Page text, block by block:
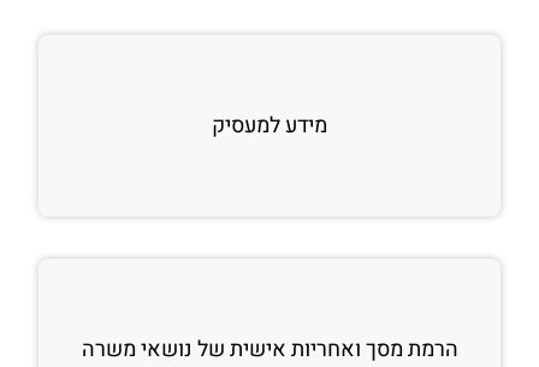
מידע למעסיק
הרמת מסך ואחריות אישית של נושאי משרה